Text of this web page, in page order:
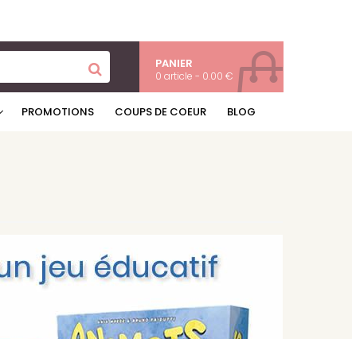
PANIER
0 article - 0.00 €
PROMOTIONS COUPS DE COEUR BLOG